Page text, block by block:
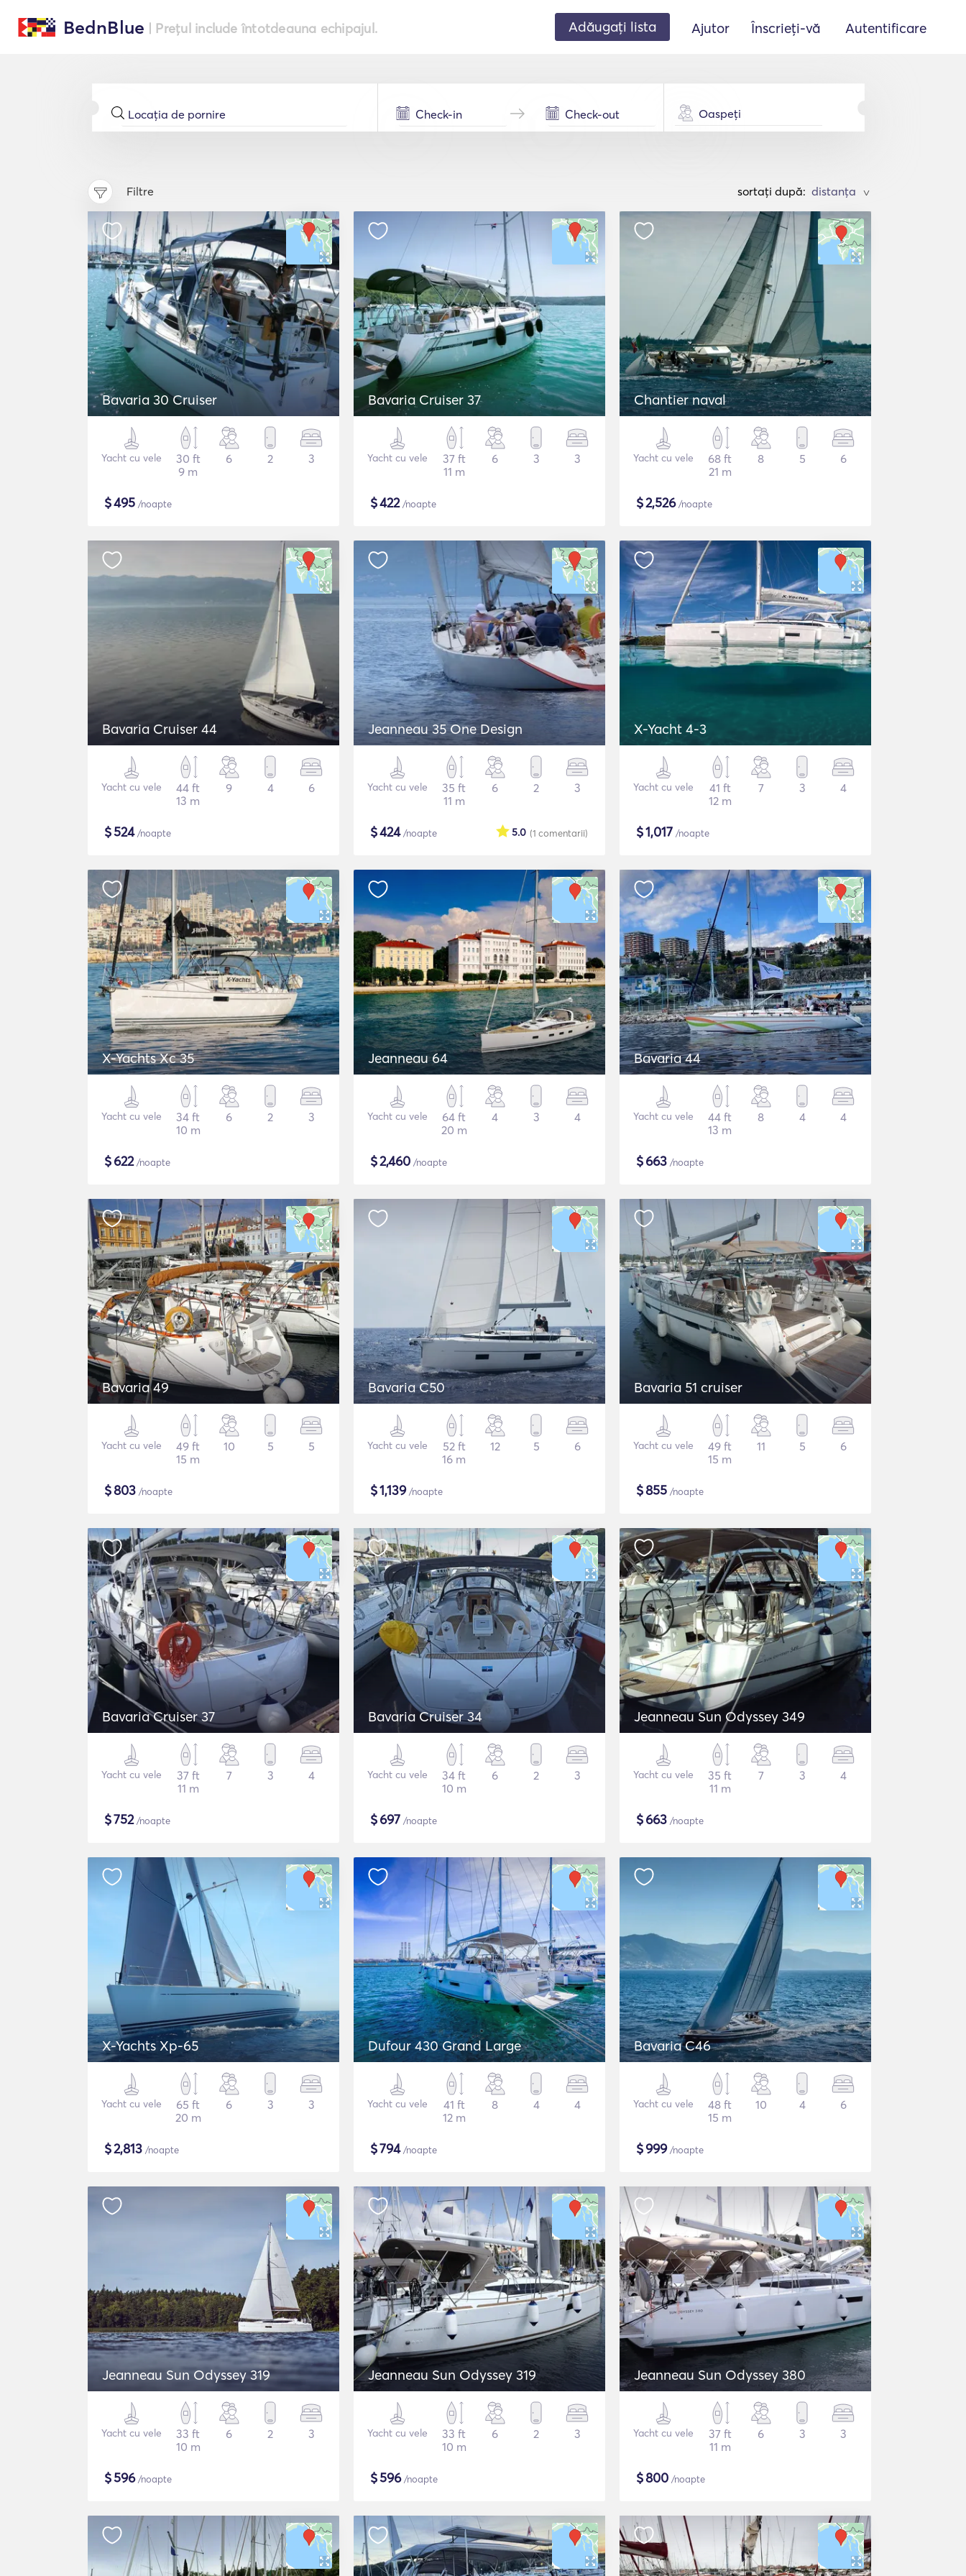
BednBlue | Prețul include întotdeauna echipajul. Adăugați lista Ajutor Înscrieți-vă Autentificare
Oaspeți
Filtre sortați după: >
Bavaria 30 Cruiser
Yacht cu vele
30 ft
9 m
6 2 3
$495 /noapte
Bavaria Cruiser 37
Yacht cu vele
37 ft
11 m
6 3 3
$422/noapte
Chantier naval
Yacht cu vele
68 ft
21 m
8 5 6
$2,526/noapte
Bavaria Cruiser 44
Yacht cu vele
44 ft
13 m
9 4 6
$524/noapte
Jeanneau 35 One Design
Yacht cu vele
35 ft
11 m
6 2 3
$424/noapte (1 comentarii)
5.0
X-Yacht 4-3
Yacht cu vele
41 ft
12 m
7 3 4
$1,017 /noapte
X-Yachts Xc 35
Yacht cu vele
34 ft
10 m
6 2 3
$622/noapte
Jeanneau 64
Yacht cu vele
64 ft
20 m
4 3 4
$2,460 /noapte
Bavaria 44
Yacht cu vele
44 ft
13 m
8 4 4
$663 /noapte
Bavaria 49
Yacht cu vele
49 ft
15 m
10 5 5
$803 /noapte
Bavaria C50
Yacht cu vele
52 ft
16 m
12 5 6
$1,139/noapte
Bavaria 51 cruiser
Yacht cu vele
49 ft
15 m
11 5 6
$855 /noapte
Bavaria Cruiser 37
Yacht cu vele
37 ft
11 m
7 3 4
$752/noapte
Bavaria Cruiser 34
Yacht cu vele
34 ft
10 m
6 2 3
$697 /noapte
Jeanneau Sun Odyssey 349
Yacht cu vele
35 ft
11 m
7 3 4
$663 /noapte
X-Yachts Xp-65
Yacht cu vele
65 ft
20 m
6 3 3
$2,813 /noapte
Dufour 430 Grand Large
Yacht cu vele
41 ft
12 m
8 4 4
$794/noapte
Bavaria C46
Yacht cu vele
48 ft
15 m
10 4 6
$999/noapte
Jeanneau Sun Odyssey 319
Yacht cu vele
33 ft
10 m
6 2 3
$596/noapte
Jeanneau Sun Odyssey 319
Yacht cu vele
33 ft
10 m
6 2 3
$596/noapte
Jeanneau Sun Odyssey 380
Yacht cu vele
37 ft
11 m
6 3 3
$800 /noapte